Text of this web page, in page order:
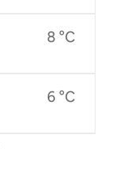
8 °C
6 °C